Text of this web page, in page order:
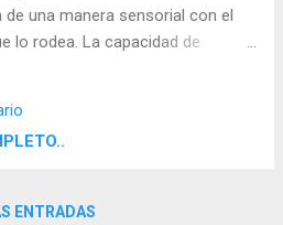
de una manera sensorial con el
lo rodea. La capacidad de
placenteros. El lado negativo de
provoca una demanda de
egoísta. Algunas personas
ENTRADAS